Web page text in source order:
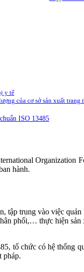
y tế
của cơ sở sản xuất trang
ISO 13485
Organization
hành.
tập trung vào việc
phối,… thực hiện
tổ chức có hệ thống
pháp.